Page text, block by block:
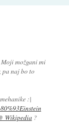
možgani mi
pa naj bo to
:|
Wikipedia?